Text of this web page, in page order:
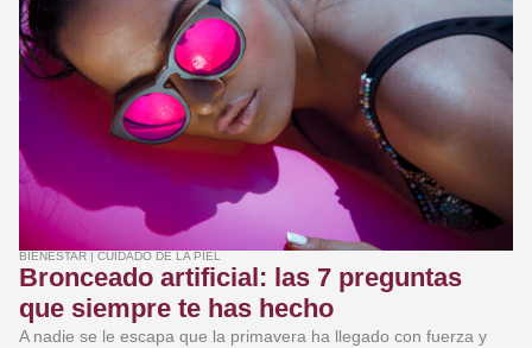
BIENESTAR | CUIDADO DE LA PIEL
Bronceado artificial: las 7 preguntas
que siempre te has hecho
A nadie se le escapa que la primavera ha llegado con fuerza y